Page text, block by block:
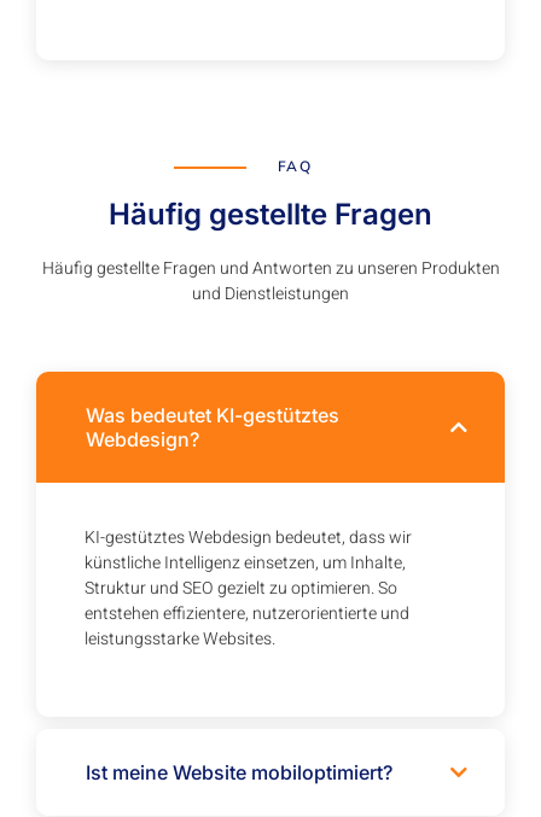
FAQ
Häufig gestellte Fragen
Häufig gestellte Fragen und Antworten zu unseren Produkten
und Dienstleistungen
Was bedeutet KI-gestütztes
Webdesign?
KI-gestütztes Webdesign bedeutet, dass wir
künstliche Intelligenz einsetzen, um Inhalte,
Struktur und SEO gezielt zu optimieren. So
entstehen effizientere, nutzerorientierte und
leistungsstarke Websites.
Ist meine Website mobiloptimiert?